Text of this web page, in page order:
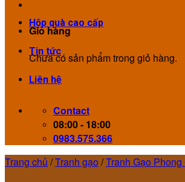
Giỏ hàng
Chưa có sản phẩm trong giỏ hàng.
Hộp quà cao cấp
Tin tức
Liên hệ
Contact
08:00 - 18:00
0983.575.366
Trang chủ /Tranh gạo/Tranh Gạo Phong